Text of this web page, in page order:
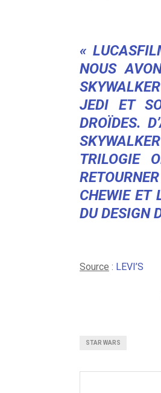
«
NOUS
JEDI ET
DROÏDES.
TRILOGIE
CHEWIE ET
DU DESIGN
Source : LEVI’S
STAR WARS